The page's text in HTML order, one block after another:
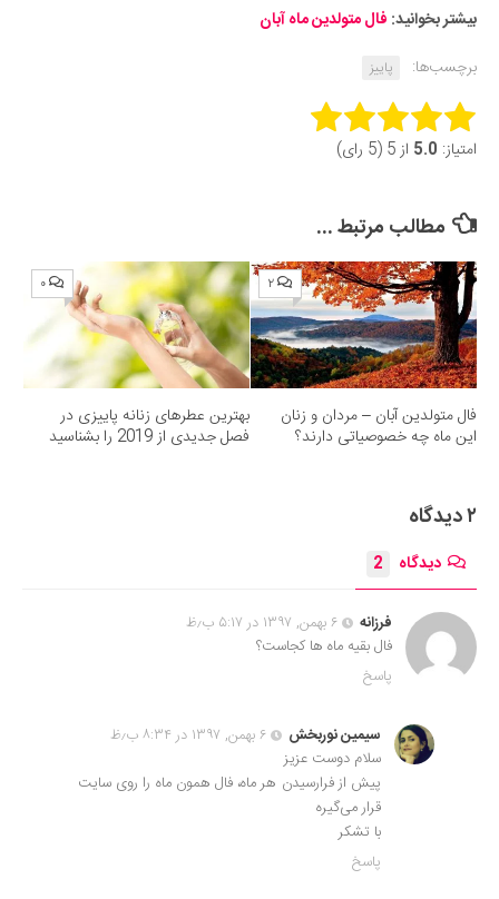
بیشتر بخوانید: فال متولدین ماه آبان
برچسب‌ها:
پاییز
Rate this item:
امتیاز: 5.0 از 5 (5 رای)
مطالب مرتبط ...
۲
فال متولدین آبان – مردان و زنان
این ماه چه خصوصیاتی دارند؟
۰
بهترین عطرهای زنانه پاییزی در
فصل جدیدی از 2019 را بشناسید
۲ دیدگاه
دیدگاه 2
فرزانه
۶ بهمن, ۱۳۹۷ در ۵:۱۷ ب٫ظ
فال بقیه ماه ها کجاست؟
پاسخ
سیمین نوربخش
۶ بهمن, ۱۳۹۷ در ۸:۳۴ ب٫ظ
سلام دوست عزیز
پیش از فرارسیدن هر ماه، فال همون ماه را روی سایت
قرار می‌گیره
با تشکر
پاسخ